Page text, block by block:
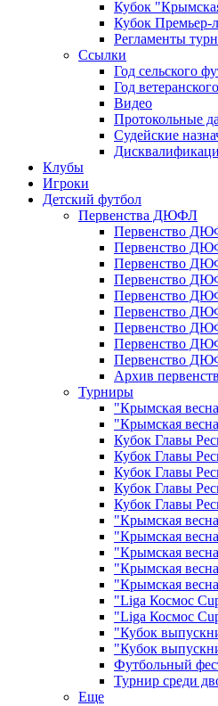
Кубок
Кубок
Регламенты
Ссылки
Год сельского
Год
Видео
Протокольные
Судейские
Клубы
Игроки
Детский футбол
Первенства ДЮФЛ
Первенство
Первенство
Первенство
Первенство
Первенство
Первенство
Первенство
Первенство
Первенство
Архив
Турниры
"Крымская
"Крымская
Кубок Главы
Кубок Главы
Кубок Главы
Кубок Главы
Кубок Главы
"Крымская
"Крымская
"Крымская
"Крымская
"Крымская
"Liga Космос
"Liga Космос
"Кубок
"Кубок
Футбольный
Турнир среди
Еще